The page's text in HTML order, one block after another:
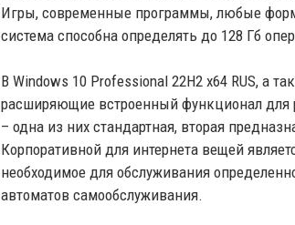
Игры, современные программы, любые
система способна определять до 128 Гб
В Windows 10 Professional 22H2 x64 RUS, а
расширяющие встроенный функционал для
– одна из них стандартная, вторая
Корпоративной для интернета вещей
необходимое для обслуживания
автоматов самообслуживания.